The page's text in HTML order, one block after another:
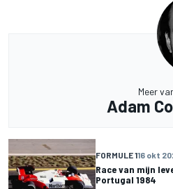
Meer
Adam
FORMULE 116 okt
Race van mijn
Portugal 1984